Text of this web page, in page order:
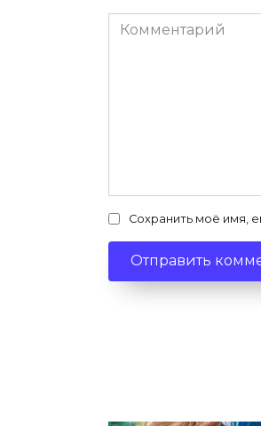
Комментарий
Сохранить моё имя,